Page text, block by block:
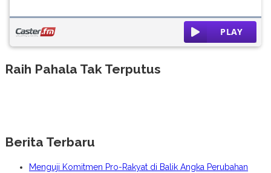
Raih Pahala Tak Terputus
Berita Terbaru
Menguji Komitmen Pro-Rakyat di Balik Angka Perubahan